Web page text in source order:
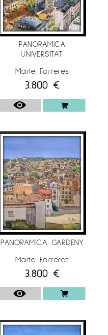
PANORAMICA
UNIVERSITAT
Maite Farreres
3.800 €
PANORAMICA GARDENY
Maite Farreres
3.800 €